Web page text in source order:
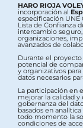
HARO RIOJA
incorporación al
especificación UNE
Lista de Confianza
intercambio
organizaciones,
avanzados de
Durante el
potencial de
y organizativos
datos necesarios
La participación en
mejorar la calidad
gobernanza del
basados en
todo momento la
condiciones de